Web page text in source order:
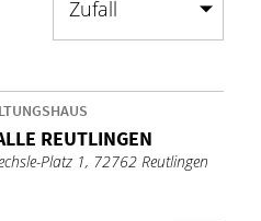
REUT­LIN­GEN
Platz 1, 72762 Reutlingen